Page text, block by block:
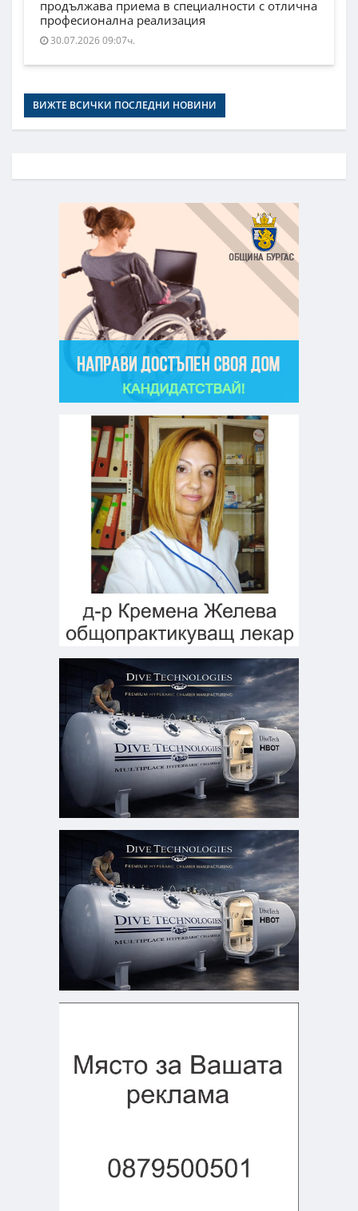
продължава приема в специалности с отлична
професионална реализация
30.07.2026 09:07ч.
ВИЖТЕ ВСИЧКИ ПОСЛЕДНИ НОВИНИ